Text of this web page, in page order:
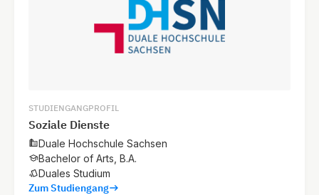
STUDIENGANGPROFIL
Soziale Dienste
Duale Hochschule Sachsen
Bachelor of Arts, B.A.
Duales Studium
Zum Studiengang